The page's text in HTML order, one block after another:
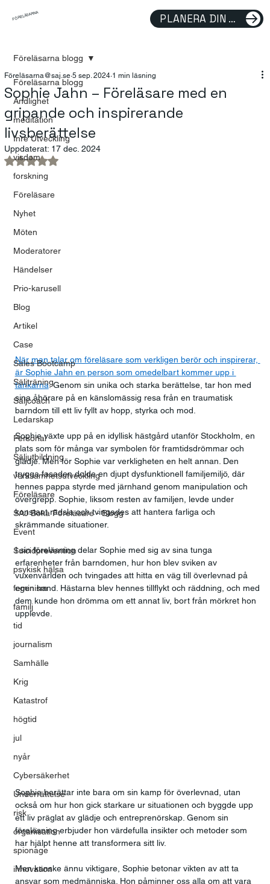
FÖRELÄSARNA PLANERA DIN FÖRELÄSNING
Föreläsarna blogg
Andlighet
meditation
Inre Utveckling
visdom
forskning
Föreläsare
Nyhet
Möten
Moderatorer
Händelser
Prio-karusell
Blog
Artikel
Case
Sales Bootcamp
Säljträning
Säljcoach
Ledarskap
Personal
Säljutbildning
verksamhetsutveckling
Föreläsare
SAJ Boka Föreläsare - Blogg
Event
Suicidprevention
psykisk hälsa
feminism
familj
tid
journalism
Samhälle
Krig
Katastrof
högtid
jul
nyår
Cybersäkerhet
Underrättelse
risk
organisation
spionage
innovation
Föreläsarna blogg
Sophie Jahn – Föreläsare med en
gripande och inspirerande
livsberättelse
Föreläsarna@saj.se 5 sep. 2024 1 min läsning
Uppdaterat: 17 dec. 2024
Betygsatt till NaN av 5 stjärnor.
När man talar om föreläsare som verkligen berör och inspirerar,
är Sophie Jahn en person som omedelbart kommer upp i
tankarna. Genom sin unika och starka berättelse, tar hon med
sina åhörare på en känslomässig resa från en traumatisk
barndom till ett liv fyllt av hopp, styrka och mod.
Sophie växte upp på en idyllisk hästgård utanför Stockholm, en
plats som för många var symbolen för framtidsdrömmar och
glädje. Men för Sophie var verkligheten en helt annan. Den
trygga fasaden dolde en djupt dysfunktionell familjemiljö, där
hennes pappa styrde med järnhand genom manipulation och
övergrepp. Sophie, liksom resten av familjen, levde under
konstant rädsla och tvingades att hantera farliga och
skrämmande situationer.
I sin föreläsning delar Sophie med sig av sina tunga
erfarenheter från barndomen, hur hon blev sviken av
vuxenvärlden och tvingades att hitta en väg till överlevnad på
egen hand. Hästarna blev hennes tillflykt och räddning, och med
dem kunde hon drömma om ett annat liv, bort från mörkret hon
upplevde.
Sophie berättar inte bara om sin kamp för överlevnad, utan
också om hur hon gick starkare ur situationen och byggde upp
ett liv präglat av glädje och entreprenörskap. Genom sin
föreläsning erbjuder hon värdefulla insikter och metoder som
har hjälpt henne att transformera sitt liv.
Men kanske ännu viktigare, Sophie betonar vikten av att ta
ansvar som medmänniska. Hon påminner oss alla om att vara